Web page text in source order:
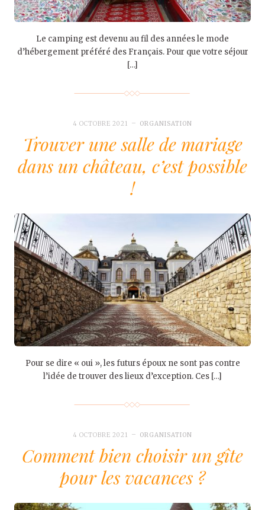
Le camping est devenu au fil des années le mode
d’hébergement préféré des Français. Pour que votre séjour
[…]
4 OCTOBRE 2021 ORGANISATION
Trouver une salle de mariage
dans un château, c’est possible
!
Pour se dire « oui », les futurs époux ne sont pas contre
l’idée de trouver des lieux d’exception. Ces […]
4 OCTOBRE 2021 ORGANISATION
Comment bien choisir un gîte
pour les vacances ?